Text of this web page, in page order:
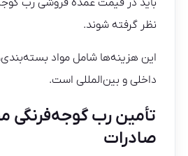
باید در قیمت عمده فروشی رب
نظر گرفته شوند.
این هزینه‌ها شامل مواد
داخلی و بین‌المللی است.
تأمین رب
صادرات